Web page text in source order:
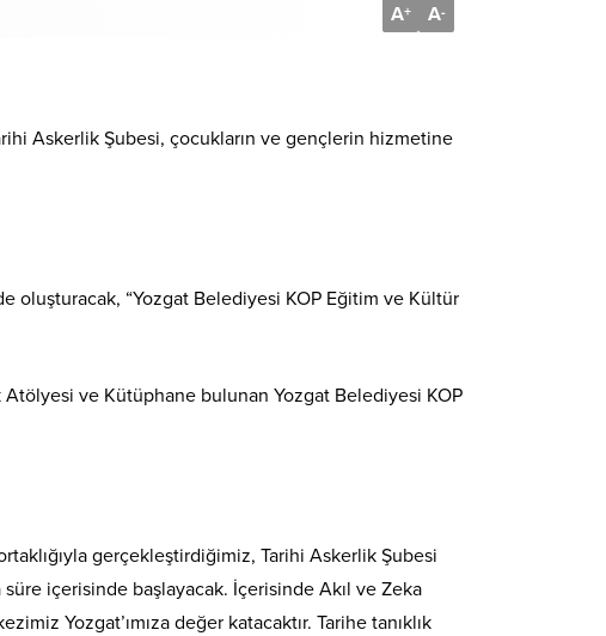
A+ A-
Askerlik Şubesi, çocukların ve gençlerin hizmetine
oluşturacak, “Yozgat Belediyesi KOP Eğitim ve Kültür
ve Kütüphane bulunan Yozgat Belediyesi KOP
gerçekleştirdiğimiz, Tarihi Askerlik Şubesi
içerisinde başlayacak. İçerisinde Akıl ve Zeka
Yozgat’ımıza değer katacaktır. Tarihe tanıklık